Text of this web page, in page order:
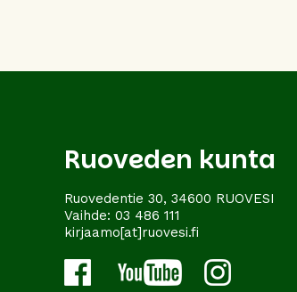
Ruoveden kunta
Ruovedentie 30, 34600 RUOVESI
Vaihde: 03 486 111
kirjaamo[at]ruovesi.fi